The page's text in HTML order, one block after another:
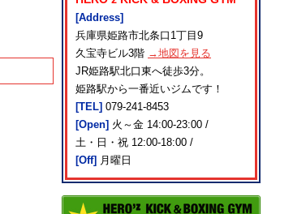
[Address]
兵庫県姫路市北条口1丁目9
久宝寺ビル3階 →地図を見る
JR姫路駅北口東へ徒歩3分。
姫路駅から一番近いジムです！
[TEL] 079-241-8453
[Open] 火～金 14:00-23:00 /
土・日・祝 12:00-18:00 /
[Off] 月曜日